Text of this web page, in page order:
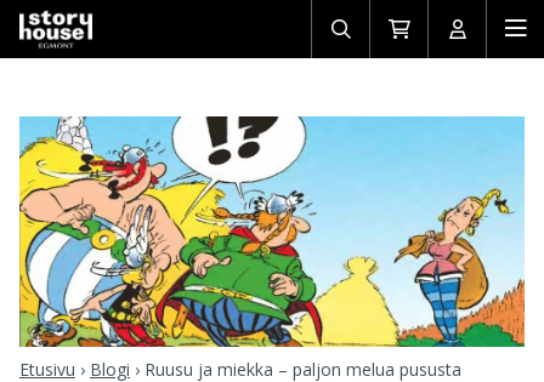
Avaa/sulje
haku
Siirry
ostoskoriin
Avaa/
Etusivu › Blogi › Ruusu ja miekka – paljon melua pususta